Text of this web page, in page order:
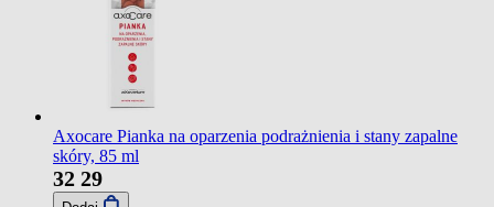
Axocare Pianka na oparzenia podrażnienia i stany zapalne
skóry, 85 ml
32 29